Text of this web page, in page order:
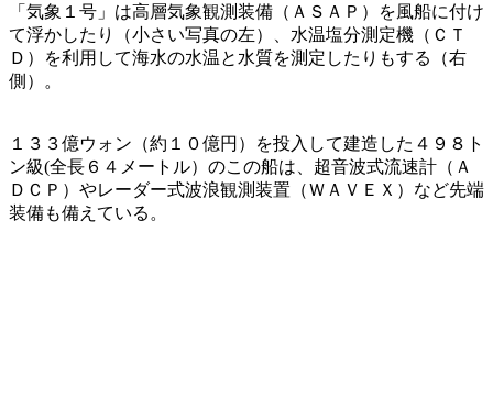
「気象１号」は高層気象観測装備（ＡＳＡＰ）を風船に付け
て浮かしたり（小さい写真の左）、水温塩分測定機（ＣＴ
Ｄ）を利用して海水の水温と水質を測定したりもする（右
側）。
１３３億ウォン（約１０億円）を投入して建造した４９８ト
ン級(全長６４メートル）のこの船は、超音波式流速計（Ａ
ＤＣＰ）やレーダー式波浪観測装置（ＷＡＶＥＸ）など先端
装備も備えている。